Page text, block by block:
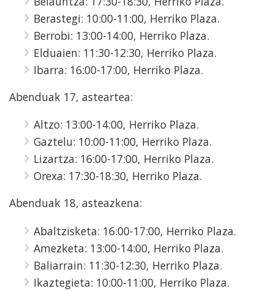
Berastegi: 10:00-11:00, Herriko Plaza.
Berrobi: 13:00-14:00, Herriko Plaza.
Elduaien: 11:30-12:30, Herriko Plaza.
Ibarra: 16:00-17:00, Herriko Plaza.
Abenduak 17, asteartea:
Altzo: 13:00-14:00, Herriko Plaza.
Gaztelu: 10:00-11:00, Herriko Plaza.
Lizartza: 16:00-17:00, Herriko Plaza.
Orexa: 17:30-18:30, Herriko Plaza.
Abenduak 18, asteazkena:
Abaltzisketa: 16:00-17:00, Herriko Plaza.
Amezketa: 13:00-14:00, Herriko Plaza.
Baliarrain: 11:30-12:30, Herriko Plaza.
Ikaztegieta: 10:00-11:00, Herriko Plaza.